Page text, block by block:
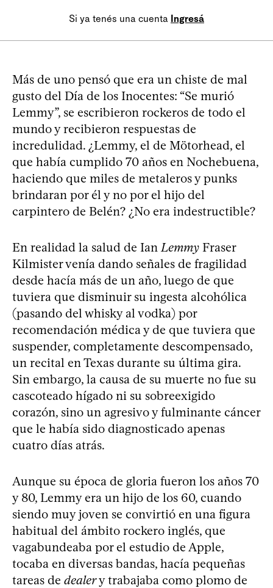
Si ya tenés una cuenta Ingresá
Más de uno pensó que era un chiste de mal
gusto del Día de los Inocentes: “Se murió
Lemmy”, se escribieron rockeros de todo el
mundo y recibieron respuestas de
incredulidad. ¿Lemmy, el de Mötorhead, el
que había cumplido 70 años en Nochebuena,
haciendo que miles de metaleros y punks
brindaran por él y no por el hijo del
carpintero de Belén? ¿No era indestructible?
En realidad la salud de Ian Lemmy Fraser
Kilmister venía dando señales de fragilidad
desde hacía más de un año, luego de que
tuviera que disminuir su ingesta alcohólica
(pasando del whisky al vodka) por
recomendación médica y de que tuviera que
suspender, completamente descompensado,
un recital en Texas durante su última gira.
Sin embargo, la causa de su muerte no fue su
cascoteado hígado ni su sobreexigido
corazón, sino un agresivo y fulminante cáncer
que le había sido diagnosticado apenas
cuatro días atrás.
Aunque su época de gloria fueron los años 70
y 80, Lemmy era un hijo de los 60, cuando
siendo muy joven se convirtió en una figura
habitual del ámbito rockero inglés, que
vagabundeaba por el estudio de Apple,
tocaba en diversas bandas, hacía pequeñas
tareas de dealery trabajaba como plomo de